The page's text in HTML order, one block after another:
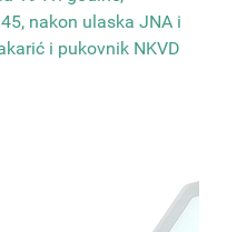
nakon ulaska JNA i
i pukovnik NKVD